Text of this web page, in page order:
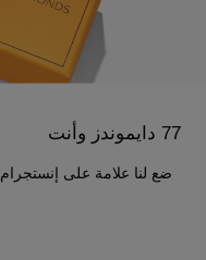
77 دايموندز وأنت
ضع لنا علامة على إنستجرام